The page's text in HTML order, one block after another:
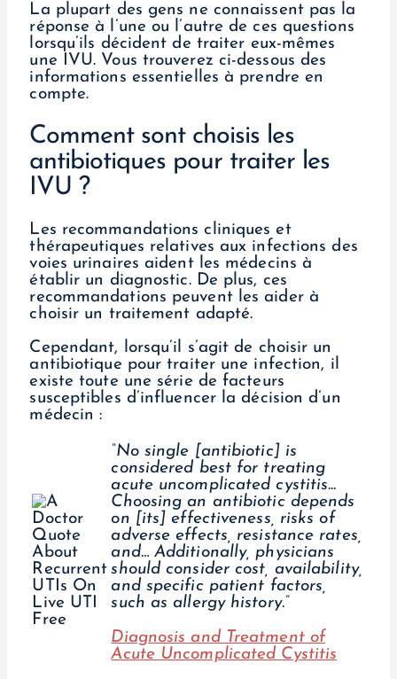
La plupart des gens ne connaissent pas la
réponse à l’une ou l’autre de ces questions
lorsqu’ils décident de traiter eux-mêmes
une IVU. Vous trouverez ci-dessous des
informations essentielles à prendre en
compte.
Comment sont choisis les
antibiotiques pour traiter les
IVU ?
Les recommandations cliniques et
thérapeutiques relatives aux infections des
voies urinaires aident les médecins à
établir un diagnostic. De plus, ces
recommandations peuvent les aider à
choisir un traitement adapté.
Cependant, lorsqu’il s’agit de choisir un
antibiotique pour traiter une infection, il
existe toute une série de facteurs
susceptibles d’influencer la décision d’un
médecin :
“No single [antibiotic] is
considered best for treating
acute uncomplicated cystitis...
Choosing an antibiotic depends
on [its] effectiveness, risks of
adverse effects, resistance rates,
and… Additionally, physicians
should consider cost, availability,
and specific patient factors,
such as allergy history.”
Diagnosis and Treatment of
Acute Uncomplicated Cystitis